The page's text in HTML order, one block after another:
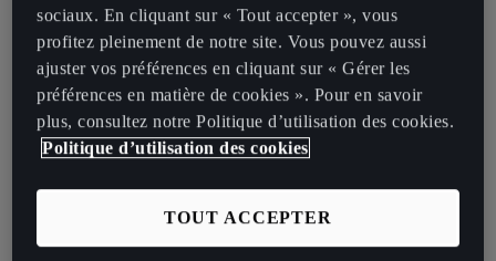
Retour
Runing Flan Club du 15 Mai
Paris
JEUDI, 15/05 - MARDI, 24/06
Garage : un concept original mêlant course à pied, musique, et
bien sûr...une bonne part de flan. ​Après une session de running en
sociaux. En cliquant sur « Tout accepter », vous
profitez pleinement de notre site. Vous pouvez aussi
ajuster vos préférences en cliquant sur « Gérer les
préférences en matière de cookies ». Pour en savoir
plus, consultez notre Politique d’utilisation des cookies.
Politique d’utilisation des cookies
TOUT ACCEPTER